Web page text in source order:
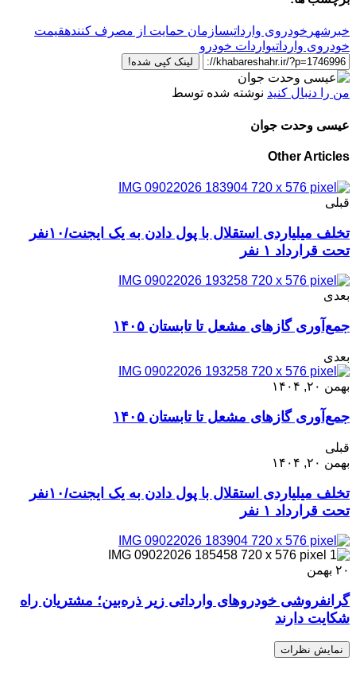
خبرشهر خودروی وارداتیسازمان حمایت از مصرف کنندهقیمت
خودروی وارداتیواردات خودرو
لینک کپی شده!
من را دنبال کنید نوشته شده توسط
عیسی وحدت جوان
Other Articles
قبلی
تخلف میلیاردی استقلال با پول دادن به یک ایجنت/۱۰نفر
تحت قرارداد ۱ نفر
بعدی
‌جمع‌آوری گازهای مشعل‌‌ تا تابستان ۱۴۰۵
بعدی
بهمن ۲۰, ۱۴۰۴
‌جمع‌آوری گازهای مشعل‌‌ تا تابستان ۱۴۰۵
قبلی
بهمن ۲۰, ۱۴۰۴
تخلف میلیاردی استقلال با پول دادن به یک ایجنت/۱۰نفر
تحت قرارداد ۱ نفر
۲۰ بهمن
گرانفروشی خودروهای وارداتی‌ زیر ذره‌بین؛ مشتریان راه
شکایت دارند
نمایش نظرات